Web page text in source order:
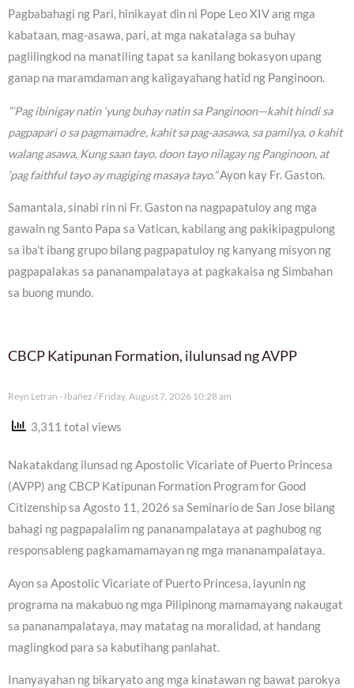
Pagbabahagi ng Pari, hinikayat din ni Pope Leo XIV ang mga
kabataan, mag-asawa, pari, at mga nakatalaga sa buhay
paglilingkod na manatiling tapat sa kanilang bokasyon upang
ganap na maramdaman ang kaligayahang hatid ng Panginoon.
“‘Pag ibinigay natin ‘yung buhay natin sa Panginoon—kahit hindi sa
pagpapari o sa pagmamadre, kahit sa pag-aasawa, sa pamilya, o kahit
walang asawa, Kung saan tayo, doon tayo nilagay ng Panginoon, at
‘pag faithful tayo ay magiging masaya tayo.”Ayon kay Fr. Gaston.
Samantala, sinabi rin ni Fr. Gaston na nagpapatuloy ang mga
gawain ng Santo Papa sa Vatican, kabilang ang pakikipagpulong
sa iba’t ibang grupo bilang pagpapatuloy ng kanyang misyon ng
pagpapalakas sa pananampalataya at pagkakaisa ng Simbahan
sa buong mundo.
CBCP Katipunan Formation, ilulunsad ng AVPP
Reyn Letran - Ibañez Friday, August 7, 2026 10:28 am
3,311 total views
Nakatakdang ilunsad ng Apostolic Vicariate of Puerto Princesa
(AVPP) ang CBCP Katipunan Formation Program for Good
Citizenship sa Agosto 11, 2026 sa Seminario de San Jose bilang
bahagi ng pagpapalalim ng pananampalataya at paghubog ng
responsableng pagkamamamayan ng mga mananampalataya.
Ayon sa Apostolic Vicariate of Puerto Princesa, layunin ng
programa na makabuo ng mga Pilipinong mamamayang nakaugat
sa pananampalataya, may matatag na moralidad, at handang
maglingkod para sa kabutihang panlahat.
Inanyayahan ng bikaryato ang mga kinatawan ng bawat parokya